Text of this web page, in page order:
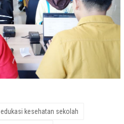
edukasi kesehatan sekolah